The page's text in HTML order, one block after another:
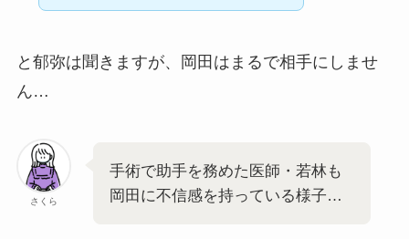
と郁弥は聞きますが、岡田はまるで相手にしませ
ん…
さくら
手術で助手を務めた医師・若林も
岡田に不信感を持っている様子…